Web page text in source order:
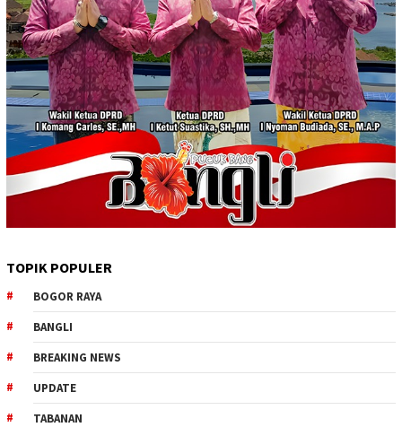
TOPIK POPULER
BOGOR RAYA
BANGLI
BREAKING NEWS
UPDATE
TABANAN